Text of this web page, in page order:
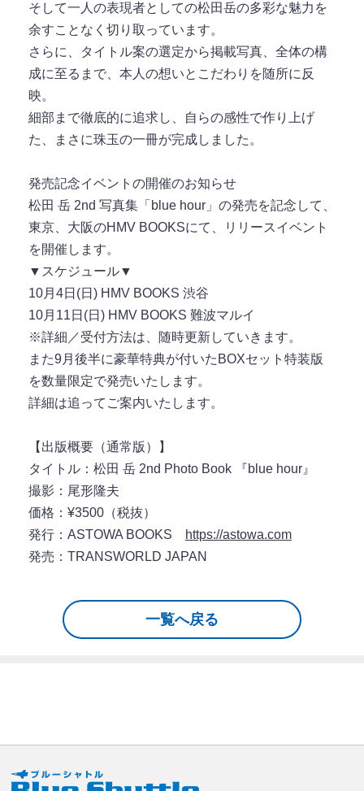
そして一人の表現者としての松田岳の多彩な魅力を
余すことなく切り取っています。
さらに、タイトル案の選定から掲載写真、全体の構
成に至るまで、本人の想いとこだわりを随所に反
映。
細部まで徹底的に追求し、自らの感性で作り上げ
た、まさに珠玉の一冊が完成しました。
発売記念イベントの開催のお知らせ
松田 岳 2nd 写真集「blue hour」の発売を記念して、
東京、大阪のHMV BOOKSにて、リリースイベント
を開催します。
▼スケジュール▼
10月4日(日) HMV BOOKS 渋谷
10月11日(日) HMV BOOKS 難波マルイ
※詳細／受付方法は、随時更新していきます。
また9月後半に豪華特典が付いたBOXセット特装版
を数量限定で発売いたします。
詳細は追ってご案内いたします。
【出版概要（通常版）】
タイトル：松田 岳 2nd Photo Book 『blue hour』
撮影：尾形隆夫
価格：¥3500（税抜）
発行：ASTOWA BOOKS
https://astowa.com
発売：TRANSWORLD JAPAN
一覧へ戻る